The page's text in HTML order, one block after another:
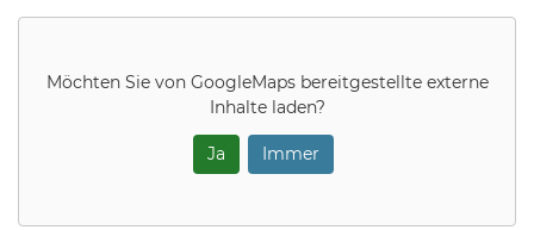
Möchten Sie von GoogleMapsbereitgestellte externe
Inhalte laden?
Ja Immer